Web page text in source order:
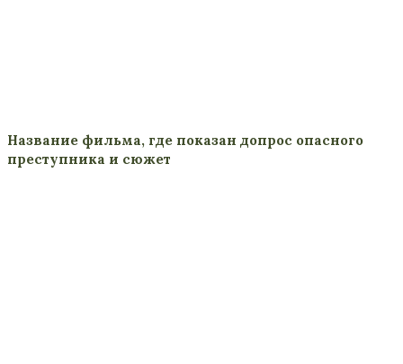
Название фильма, где показан допрос опасного
преступника и сюжет